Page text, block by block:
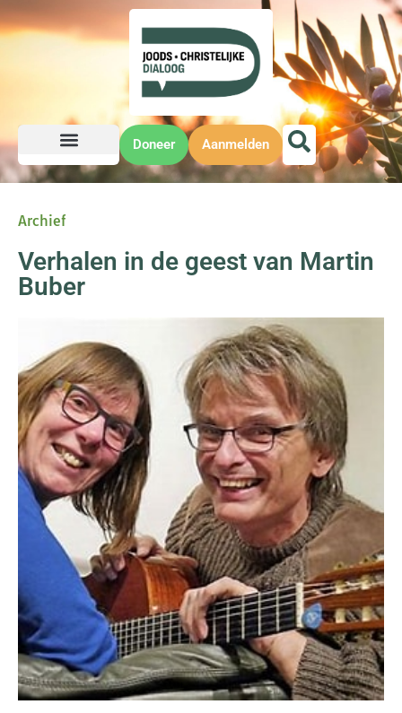
Doneer Aanmelden
Archief
Verhalen in de geest van Martin
Buber